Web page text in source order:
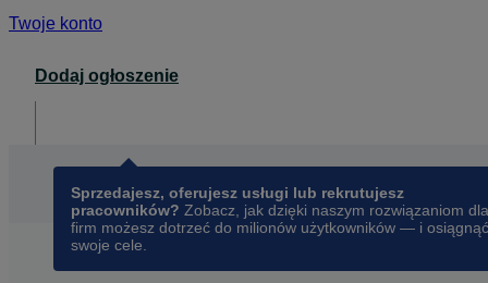
Twoje konto
Dodaj ogłoszenie
Sprzedajesz, oferujesz usługi lub rekrutujesz
pracowników? Zobacz, jak dzięki naszym rozwiązaniom dla
firm możesz dotrzeć do milionów użytkowników — i osiągnąć
swoje cele.